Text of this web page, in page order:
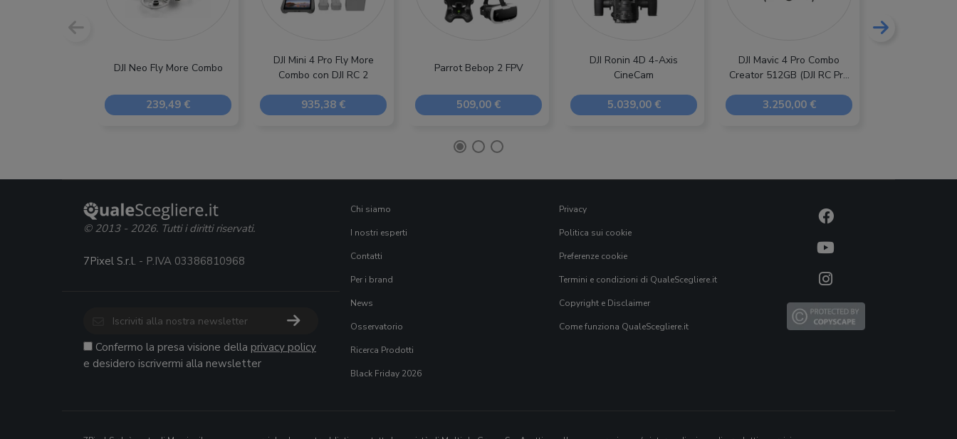
DJI Neo Fly More Combo
239,49 €
DJI Mini 4 Pro Fly More
Combo con DJI RC 2
935,38 €
Parrot Bebop 2 FPV
509,00 €
DJI Ronin 4D 4-Axis
CineCam
5.039,00 €
DJI Mavic 4 Pro Combo
Creator 512GB (DJI RC Pro
3.250,00 €
© 2013 - 2026. Tutti i diritti riservati.
7Pixel S.r.l. - P.IVA 03386810968
Confermo la presa visione della privacy policy
e desidero iscrivermi alla newsletter
Chi siamo
I nostri esperti
Contatti
Per i brand
News
Osservatorio
Ricerca Prodotti
Black Friday 2026
Privacy
Politica sui cookie
Preferenze cookie
Termini e condizioni di QualeScegliere.it
Copyright e Disclaimer
Come funziona QualeScegliere.it